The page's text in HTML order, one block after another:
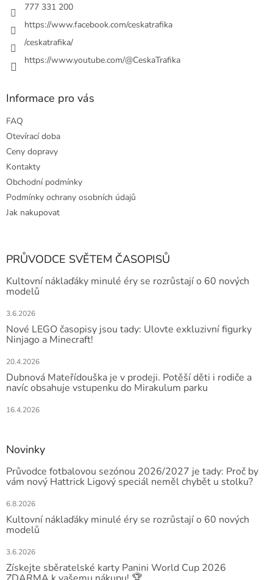
777 331 200
https://www.facebook.com/ceskatrafika
/ceskatrafika/
https://www.youtube.com/@CeskaTrafika
Informace pro vás
FAQ
Otevírací doba
Ceny dopravy
Kontakty
Obchodní podmínky
Podmínky ochrany osobních údajů
Jak nakupovat
PRŮVODCE SVĚTEM ČASOPISŮ
Kultovní náklaďáky minulé éry se rozrůstají o 60 nových
modelů
3.6.2026
Nové LEGO časopisy jsou tady: Ulovte exkluzivní figurky
Ninjago a Minecraft!
20.4.2026
Dubnová Mateřídouška je v prodeji. Potěší děti i rodiče a
navíc obsahuje vstupenku do Mirakulum parku
16.4.2026
Novinky
Průvodce fotbalovou sezónou 2026/2027 je tady: Proč by
vám nový Hattrick Ligový speciál neměl chybět u stolku?
6.8.2026
Kultovní náklaďáky minulé éry se rozrůstají o 60 nových
modelů
3.6.2026
Získejte sběratelské karty Panini World Cup 2026